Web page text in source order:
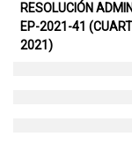
RESOLUCIÓN
EP-2021-41
2021)